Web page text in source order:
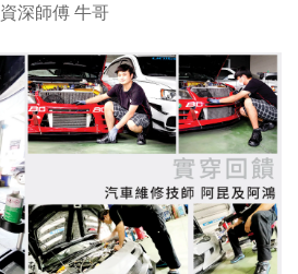
深師傅 牛哥